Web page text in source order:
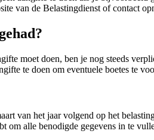
van de Belastingdienst of contact
moet doen, ben je nog steeds
te doen om eventuele boetes te
van het jaar volgend op het
om alle benodigde gegevens in te